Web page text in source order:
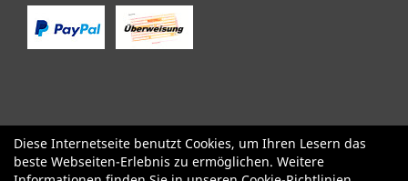
SALE Specialized Factor Cervélo BMC Orbea
Yeti
Pinarello
OPEN Kids / BMX Komponenten Bekleidung
Diese Internetseite benutzt Cookies, um Ihren Lesern das
beste Webseiten-Erlebnis zu ermöglichen. Weitere